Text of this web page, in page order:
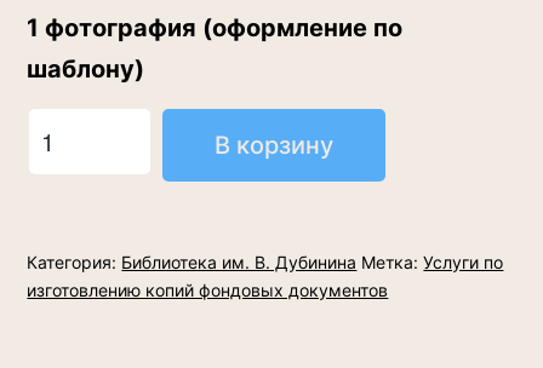
1 фотография (оформление по
шаблону)
текстовых
и
В корзину
Категория: Библиотека им. В. Дубинина Метка:Услуги по
изготовлению копий фондовых документов